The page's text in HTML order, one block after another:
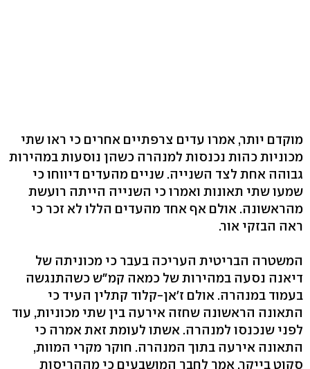
מוקדם יותר, אמרו עדים צרפתיים אחרים כי ראו שתי
מכוניות כהות נכנסות למנהרה כשהן נוסעות במהירות
גבוהה אחת לצד השנייה. שניים מהעדים דיווחו כי
שמעו שתי תאונות ואמרו כי השנייה הייתה רועשת
מהראשונה. אולם אף אחד מהעדים הללו לא זכר כי
ראה הבזקי אור.
המשטרה הבריטית העריכה בעבר כי מכוניתה של
דיאנה נסעה במהירות של כמאה קמ"ש כשהתנגשה
בעמוד במנהרה. אולם ז'אן-קלוד קתלין העיד כי
התאונה הראשונה שחזה אירעה בין שתי מכוניות, עוד
לפני שנכנסו למנהרה. אשתו לעומת זאת אמרה כי
התאונה אירעה בתוך המנהרה. חוקר מקרי המוות,
סקוט בייקר, אמר לחבר המושבעים כי מההריסות